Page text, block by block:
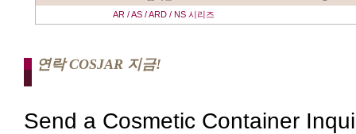
AR / AS / ARD / NS 시리즈
연락 COSJAR 지금!